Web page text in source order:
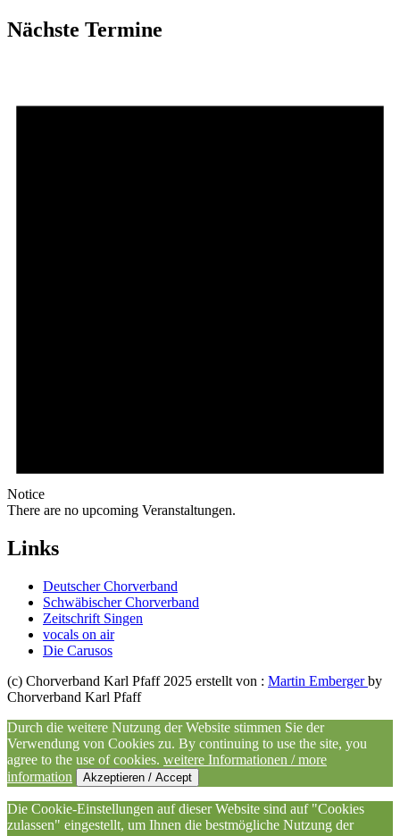
Nächste Termine
Notice
There are no upcoming Veranstaltungen.
Links
Deutscher Chorverband
Schwäbischer Chorverband
Zeitschrift Singen
vocals on air
Die Carusos
(c) Chorverband Karl Pfaff 2025 erstellt von : Martin Embergerby
Chorverband Karl Pfaff
Durch die weitere Nutzung der Website stimmen Sie der
Verwendung von Cookies zu. By continuing to use the site, you
agree to the use of cookies. weitere Informationen / more
information
Akzeptieren / Accept
Die Cookie-Einstellungen auf dieser Website sind auf "Cookies
zulassen" eingestellt, um Ihnen die bestmögliche Nutzung der